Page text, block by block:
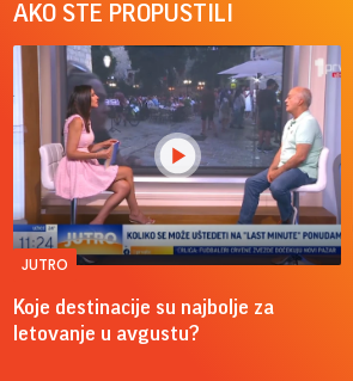
AKO STE PROPUSTILI
JUTRO
Koje destinacije su najbolje za
letovanje u avgustu?